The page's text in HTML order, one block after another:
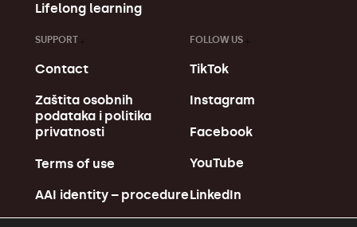
Lifelong learning
SUPPORT
Contact
Zaštita osobnih
podataka i politika
privatnosti
Terms of use
AAI identity – procedure
FOLLOW US
TikTok
Instagram
Facebook
YouTube
LinkedIn